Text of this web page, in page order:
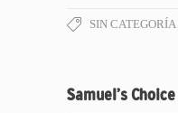
SIN CATEGORÍA
Samuel’s